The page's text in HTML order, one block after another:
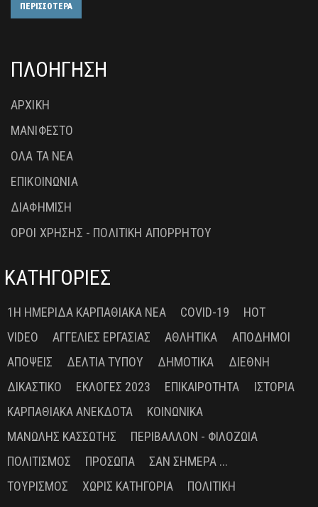
ΠΕΡΙΣΣΟΤΕΡΑ
ΠΛΟΗΓΗΣΗ
ΑΡΧΙΚΗ
ΜΑΝΙΦΕΣΤΟ
ΟΛΑ ΤΑ ΝΕΑ
ΕΠΙΚΟΙΝΩΝΙΑ
ΔΙΑΦΗΜΙΣΗ
ΟΡΟΙ ΧΡΗΣΗΣ - ΠΟΛΙΤΙΚΗ ΑΠΟΡΡΗΤΟΥ
ΚΑΤΗΓΟΡΙΕΣ
1Η ΗΜΕΡΊΔΑ ΚΑΡΠΑΘΙΑΚΆ ΝΈΑ COVID-19
HOT
VIDEO
ΑΓΓΕΛΊΕΣ ΕΡΓΑΣΊΑΣ ΑΘΛΗΤΙΚΆ
ΑΠΌΔΗΜΟΙ
ΑΠΌΨΕΙΣ
ΔΕΛΤΊΑ ΤΎΠΟΥ ΔΗΜΟΤΙΚΆ
ΔΙΕΘΝΉ
ΔΙΚΑΣΤΙΚΌ
ΕΚΛΟΓΈΣ 2023 ΕΠΙΚΑΙΡΌΤΗΤΑ
ΙΣΤΟΡΊΑ
ΚΑΡΠΑΘΙΑΚΆ ΑΝΈΚΔΟΤΑ
ΚΟΙΝΩΝΙΚΆ
ΜΑΝΏΛΗΣ ΚΑΣΣΏΤΗΣ
ΠΕΡΙΒΆΛΛΟΝ - ΦΙΛΟΖΩΊΑ
ΠΟΛΙΤΙΣΜΌΣ
ΠΡΌΣΩΠΑ
ΣΑΝ ΣΉΜΕΡΑ ...
ΤΟΥΡΙΣΜΌΣ
ΧΩΡΊΣ ΚΑΤΗΓΟΡΊΑ ΠΟΛΙΤΙΚΉ